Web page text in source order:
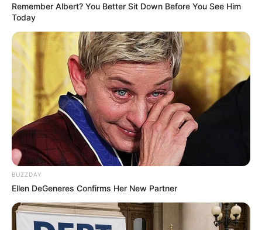
วิเคราะห์ดวงความรักของท่านที่เกิดในแต่ละวันปี 2564
3 ก.พ. 2021
Remember Albert? You Better Sit Down Before You See Him
Today
BUZZDAY
Ellen DeGeneres Confirms Her New Partner